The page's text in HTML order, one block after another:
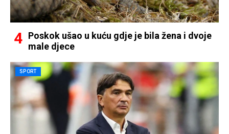
Poskok ušao u kuću gdje je bila žena i dvoje
male djece
SPORT